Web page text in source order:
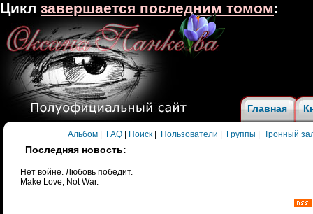
Главная
Альбом FAQ Поиск Пользователи Группы Тронный
Последняя новость:
Нет войне. Любовь победит.
Make Love, Not War.
Цикл завершается последним томом: